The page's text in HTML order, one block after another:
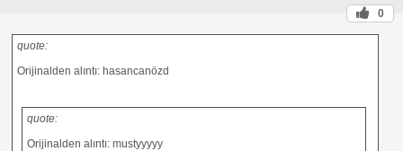
0
quote:
Orijinalden alıntı: hasancanözd
quote:
Orijinalden alıntı: mustyyyyy